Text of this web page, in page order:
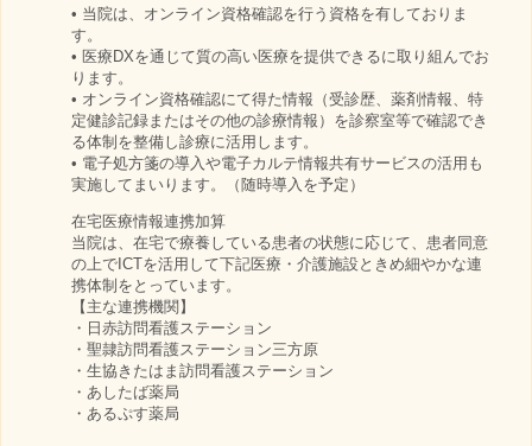
• 当院は、オンライン資格確認を行う資格を有しておりま
す。
• 医療DXを通じて質の高い医療を提供できるに取り組んでお
ります。
• オンライン資格確認にて得た情報（受診歴、薬剤情報、特
定健診記録またはその他の診療情報）を診察室等で確認でき
る体制を整備し診療に活用します。
• 電子処方箋の導入や電子カルテ情報共有サービスの活用も
実施してまいります。（随時導入を予定）
在宅医療情報連携加算
当院は、在宅で療養している患者の状態に応じて、患者同意
の上でICTを活用して下記医療・介護施設ときめ細やかな連
携体制をとっています。
【主な連携機関】
・日赤訪問看護ステーション
・聖隷訪問看護ステーション三方原
・生協きたはま訪問看護ステーション
・あしたば薬局
・あるぷす薬局